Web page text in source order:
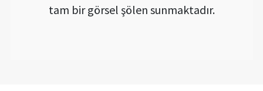
tam bir görsel şölen sunmaktadır.